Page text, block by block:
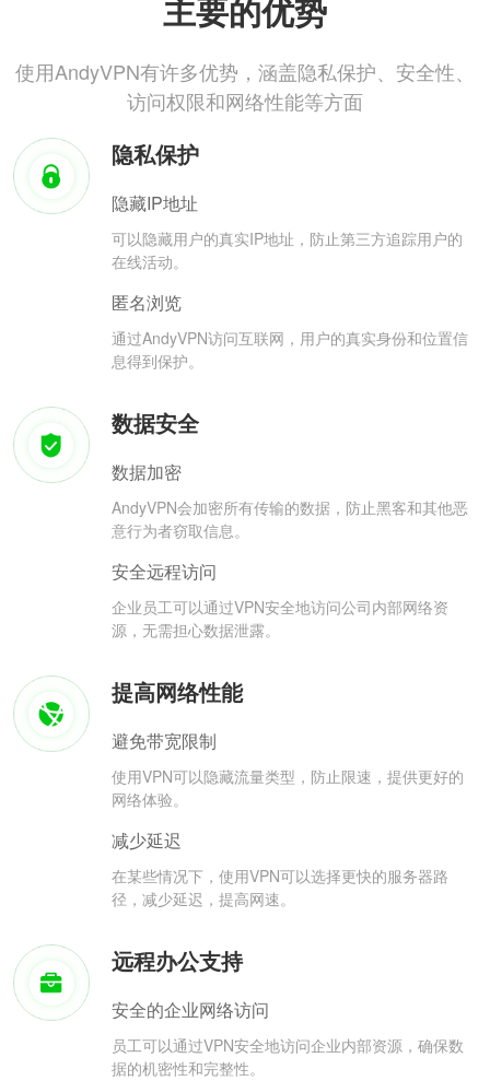
主要的优势
使用AndyVPN有许多优势，涵盖隐私保护、安全性、
访问权限和网络性能等方面
隐私保护
隐藏IP地址
可以隐藏用户的真实IP地址，防止第三方追踪用户的
在线活动。
匿名浏览
通过AndyVPN访问互联网，用户的真实身份和位置信
息得到保护。
数据安全
数据加密
AndyVPN会加密所有传输的数据，防止黑客和其他恶
意行为者窃取信息。
安全远程访问
企业员工可以通过VPN安全地访问公司内部网络资
源，无需担心数据泄露。
提高网络性能
避免带宽限制
使用VPN可以隐藏流量类型，防止限速，提供更好的
网络体验。
减少延迟
在某些情况下，使用VPN可以选择更快的服务器路
径，减少延迟，提高网速。
远程办公支持
安全的企业网络访问
员工可以通过VPN安全地访问企业内部资源，确保数
据的机密性和完整性。